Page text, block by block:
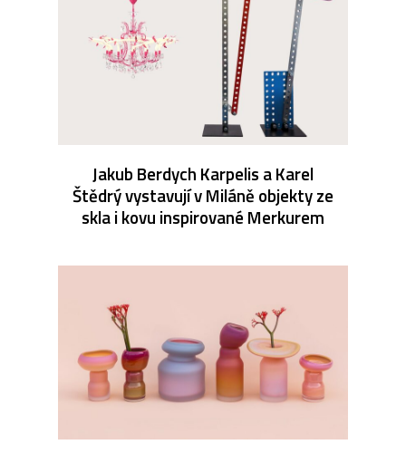
Jakub Berdych Karpelis a Karel
Štědrý vystavují v Miláně objekty ze
skla i kovu inspirované Merkurem